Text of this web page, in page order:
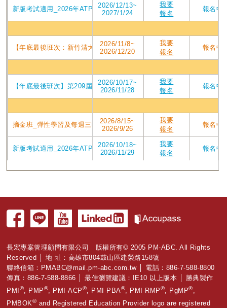
2026/12/13~
2027/1/24
我要
報名
報名中
2026/11/8~
2026/12/20
我要
報名
報名中
2026/10/17~
2026/11/28
我要
報名
報名中
2026/8/15~
2026/9/26
我要
報名
報名中
2026/10/18~
2026/11/29
我要
報名
報名中
新版考試適用_2026年ATPV4版課程_第212屆東吳台北班PMP認證培
【年底最後班次：新竹清大PMP第208屆】2026/11/8週日實體班
【年底最後班次】第209屆台中東海2026/10/17週六班_2026年7月
摘金班_彈性學習及每週三晚上讀書會_在10/25前考取PMP有獎學金
新版考試適用_2026年ATP V4版課程 第208屆高雄班PMP認證培訓專
長宏專案管理顧問有限公司 版權所有© 2005 PM-ABC. All Rights
Reserved │ 地 址：高雄市804鼓山區建榮路158號
聯絡信箱： PMABC@mail.pm-abc.com.tw│ 電話：886-7-588-8800
傳真：886-7-588-8866 │ 最佳瀏覽建議：IE10 以上版本 │ 勝典製作
PMI ®, PMP®, PMI-ACP®, PMI-PBA®, PMI-RMP®, PgMP®,
PMBOK® and Registered Education Provider logo are registered